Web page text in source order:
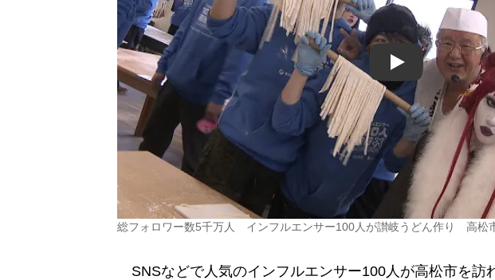
Play
総フォロワー数5千万人 インフルエンサー100人が讃岐うどん作り 高松
SNSなどで人気のインフルエンサー100人が高松市を訪